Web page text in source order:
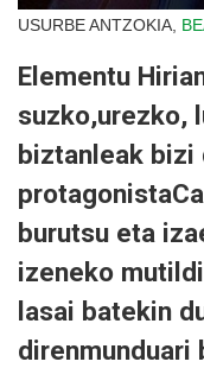
USURBE ANTZOKIA,
Elementu
suzko,urezko,
biztanleak
burutsu eta
izeneko
lasai batekin
direnmunduari